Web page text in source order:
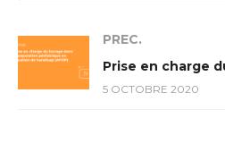
PREC.
5 OCTOBRE 2020